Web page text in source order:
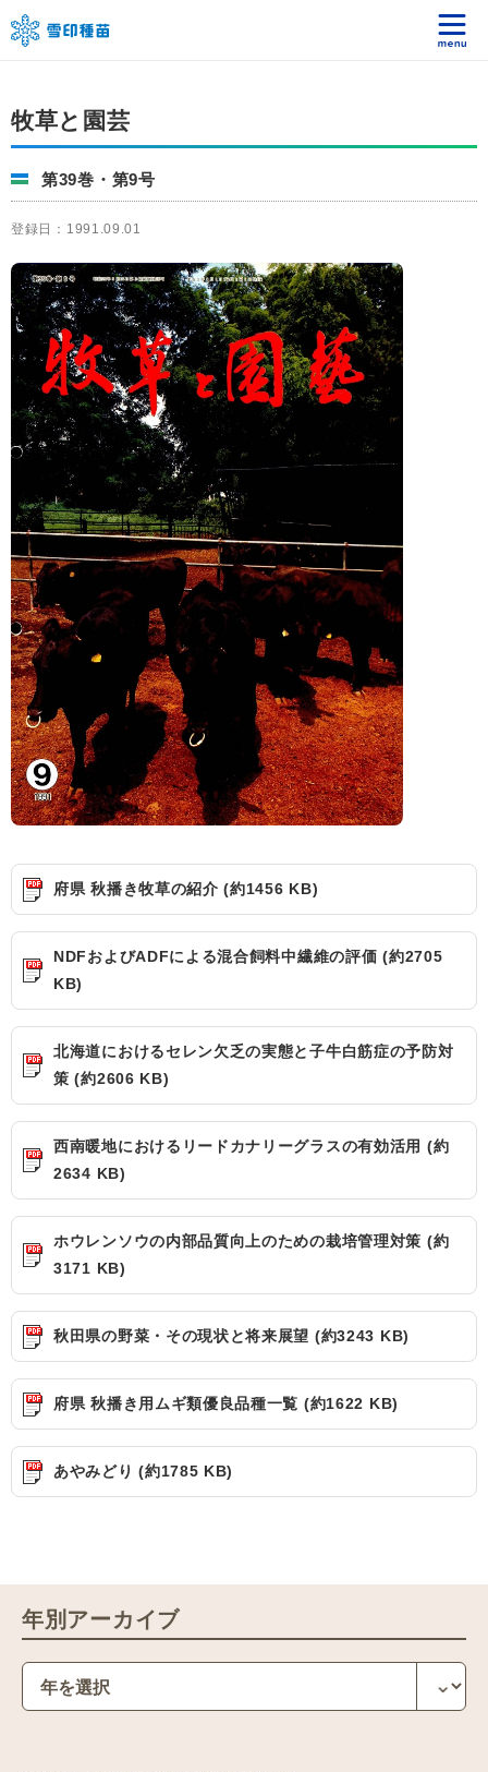
牧草と園芸
第39巻・第9号
登録日：1991.09.01
府県 秋播き牧草の紹介 (約1456 KB)
NDFおよびADFによる混合飼料中繊維の評価 (約2705
KB)
北海道におけるセレン欠乏の実態と子牛白筋症の予防対
策 (約2606 KB)
西南暖地におけるリードカナリーグラスの有効活用 (約
2634 KB)
ホウレンソウの内部品質向上のための栽培管理対策 (約
3171 KB)
秋田県の野菜・その現状と将来展望 (約3243 KB)
府県 秋播き用ムギ類優良品種一覧 (約1622 KB)
あやみどり (約1785 KB)
年別アーカイブ